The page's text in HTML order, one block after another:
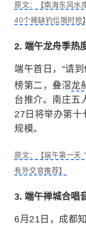
原文：【南海东风水
40个稀缺钓位限时抢】
2. 端午龙舟季热
端午首日，“请
榜第二，叠滘龙
台推介。南庄五
27日将举办第十
规模。
原文：【端午第一天
有外交官推荐】
3. 端午禅城合唱
6月21日，成都